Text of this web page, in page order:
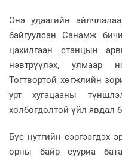
Энэ удаагийн
байгуулсан Санамж
цахилгаан станцын
нэвтрүүлэх, улмаар
Тогтвортой хөгжлийн
урт хугацааны
холбогдолтой үйл явдал
Бүс нутгийн сэргээгдэх
орны байр сууриа